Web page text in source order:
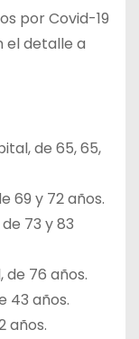
por Covid-19
el detalle a
de 65, 65,
69 y 72 años.
73 y 83
de 76 años.
43 años.
años.